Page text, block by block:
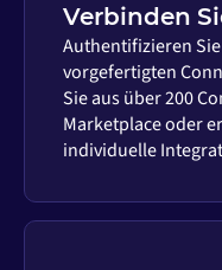
Verbinden
Authentifizieren
vorgefertigten
Sie aus über 200
Marketplace oder
individuelle